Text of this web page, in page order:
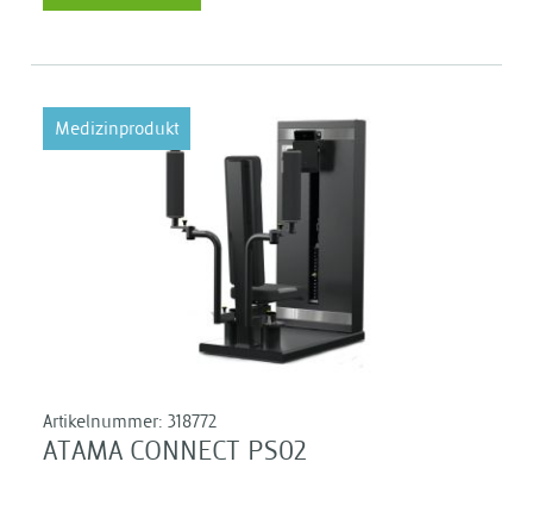
Medizinprodukt
Artikelnummer: 318772
ATAMA CONNECT PS02